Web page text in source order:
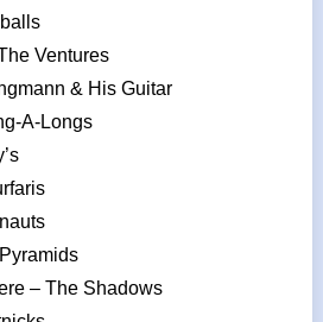
Ventures
& His Guitar
A-Longs
– The Shadows